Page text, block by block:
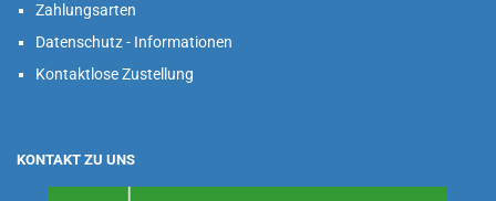
Zahlungsarten
Datenschutz - Informationen
Kontaktlose Zustellung
KONTAKT ZU UNS